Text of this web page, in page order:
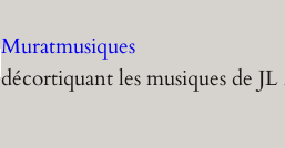
Muratmusiques
décortiquant les musiques de